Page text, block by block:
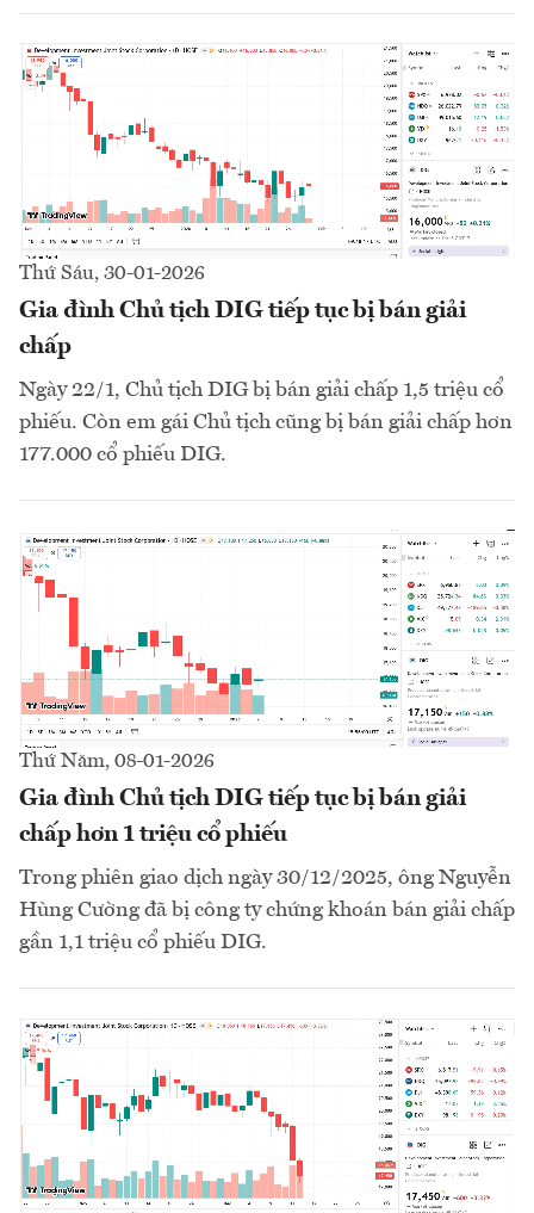
Thứ Sáu, 30-01-2026
Gia đình Chủ tịch DIG tiếp tục bị bán giải
chấp
Ngày 22/1, Chủ tịch DIG bị bán giải chấp 1,5 triệu cổ
phiếu. Còn em gái Chủ tịch cũng bị bán giải chấp hơn
177.000 cổ phiếu DIG.
Thứ Năm, 08-01-2026
Gia đình Chủ tịch DIG tiếp tục bị bán giải
chấp hơn 1 triệu cổ phiếu
Trong phiên giao dịch ngày 30/12/2025, ông Nguyễn
Hùng Cường đã bị công ty chứng khoán bán giải chấp
gần 1,1 triệu cổ phiếu DIG.